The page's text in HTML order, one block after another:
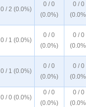
0 / 2 (0.0%)
0 / 0
(0.0%)
0 / 0
0 / 1 (0.0%)
0 / 0
(0.0%)
0 / 0
0 / 1 (0.0%)
0 / 0
(0.0%)
0 / 0
0 / 0 (0.0%)
0 / 0
(0.0%)
0 / 0